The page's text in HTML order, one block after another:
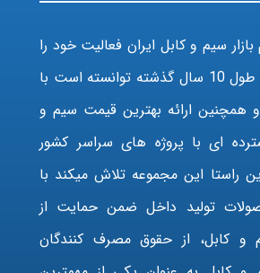
بازار سیم و کابل ایران فعالیت خود را
آغاز کرده است در طول 10 سال گذشته توانسته است با
ارائه بهترین قیمت سیم و
ای با پروژه های سراسر کشور
راستا این مجموعه تلاش میکند با
تولید داخل ضمن حمایت از
و کابل، از حقوق مصرف کنندگان